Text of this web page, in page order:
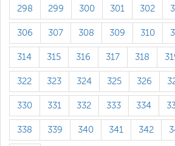
298 299 300 301 302
306 307 308 309 310
314 315 316 317 318
322 323 324 325 326
330 331 332 333 334
338 339 340 341 342